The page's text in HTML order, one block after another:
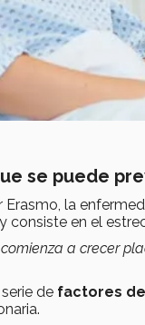
se puede
la
y consiste en el
a crecer
de factores